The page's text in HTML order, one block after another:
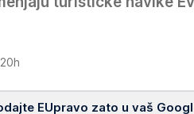
EUpravo zato u vaš